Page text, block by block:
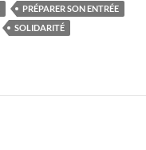
PRÉPARER SON ENTRÉE
SOLIDARITÉ